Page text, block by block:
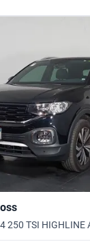
250 TSI HIGHLINE